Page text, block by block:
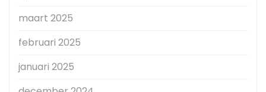
maart 2025
februari 2025
januari 2025